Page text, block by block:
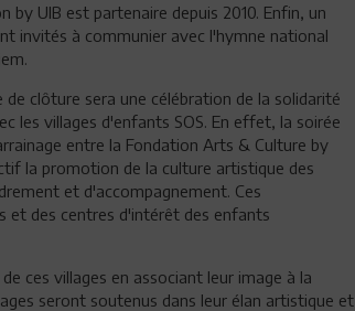
UIB est partenaire depuis 2010. Enfin, un
invités à communier avec l'hymne national
clôture sera une célébration de la solidarité
les villages d'enfants SOS. En effet, la soirée
entre la Fondation Arts & Culture by
la promotion de la culture artistique des
et d'accompagnement. Ces
et des centres d'intérêt des enfants
ces villages en associant leur image à la
seront soutenus dans leur élan artistique et